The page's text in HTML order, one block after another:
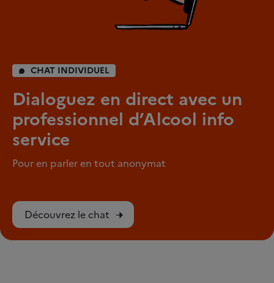
CHAT INDIVIDUEL
Dialoguez en direct avec un
professionnel d’Alcool info
service
Pour en parler en tout anonymat
Découvrez le chat